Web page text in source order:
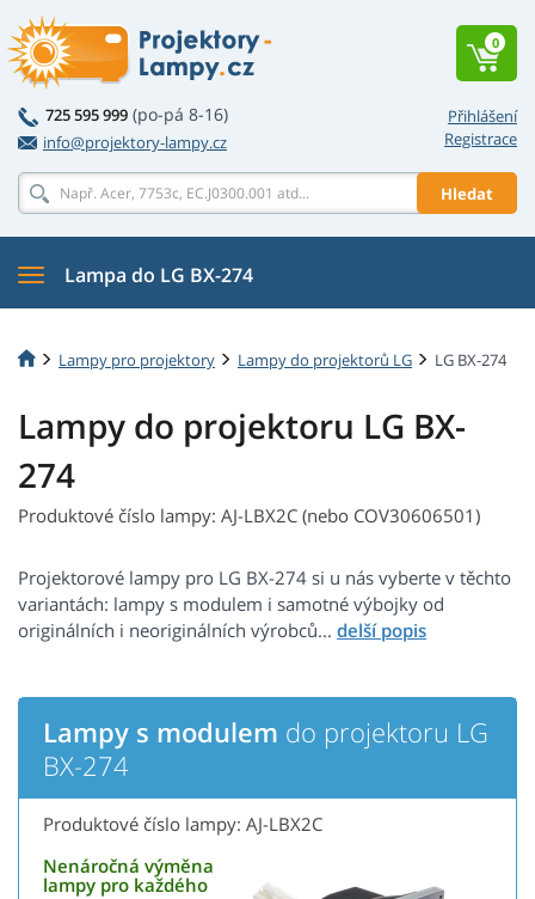
Přihlášení
Registrace
725 595 999 (po-pá 8-16)
info@projektory-lampy.cz
Hledat
0
Lampa do LG BX-274
Lampy pro projektory Lampy do projektorů LG LG BX-274
Lampy do projektoru LG BX-
274
Produktové číslo lampy: AJ-LBX2C (nebo COV30606501)
Projektorové lampy pro LG BX-274 si u nás vyberte v těchto
variantách: lampy s modulem i samotné výbojky od
originálních i neoriginálních výrobců...
Lampy s modulem do projektoru LG
BX-274
Produktové číslo lampy: AJ-LBX2C
Nenáročná výměna
lampy pro každého